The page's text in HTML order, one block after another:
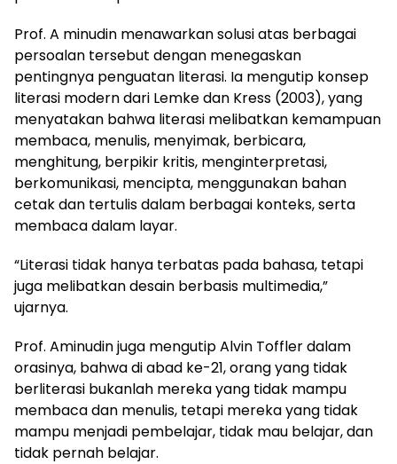
Prof. A minudin menawarkan solusi atas berbagai
persoalan tersebut dengan menegaskan
pentingnya penguatan literasi. Ia mengutip konsep
literasi modern dari Lemke dan Kress (2003), yang
menyatakan bahwa literasi melibatkan kemampuan
membaca, menulis, menyimak, berbicara,
menghitung, berpikir kritis, menginterpretasi,
berkomunikasi, mencipta, menggunakan bahan
cetak dan tertulis dalam berbagai konteks, serta
membaca dalam layar.
“Literasi tidak hanya terbatas pada bahasa, tetapi
juga melibatkan desain berbasis multimedia,”
ujarnya.
Prof. Aminudin juga mengutip Alvin Toffler dalam
orasinya, bahwa di abad ke-21, orang yang tidak
berliterasi bukanlah mereka yang tidak mampu
membaca dan menulis, tetapi mereka yang tidak
mampu menjadi pembelajar, tidak mau belajar, dan
tidak pernah belajar.